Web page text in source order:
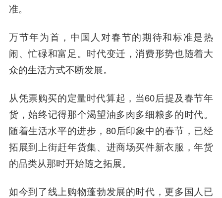
准。
万节年为首，中国人对春节的期待和标准是热
闹、忙碌和富足。时代变迁，消费形势也随着大
众的生活方式不断发展。
从凭票购买的定量时代算起，当60后提及春节年
货，始终记得那个渴望油多肉多细粮多的时代。
随着生活水平的进步，80后印象中的春节，已经
拓展到上街赶年货集、进商场买件新衣服，年货
的品类从那时开始随之拓展。
如今到了线上购物蓬勃发展的时代，更多国人已